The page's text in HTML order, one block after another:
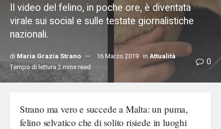
Il video del felino, in poche ore, è diventata
virale sui social e sulle testate giornalistiche
nazionali.
di Maria Grazia Strano 16 Marzo 2019 in Attualità
Tempo di lettura:2 mins read
0
Strano ma vero e succede a Malta: un puma,
felino selvatico che di solito risiede in luoghi